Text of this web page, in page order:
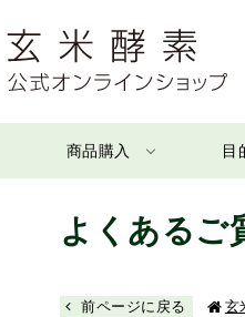
商品購入 目
よくあるご
前ページに戻る 玄